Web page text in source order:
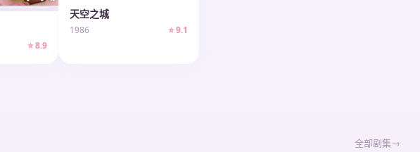
⭐ 8.9
天空之城
1986 ⭐ 9.1
全部剧集